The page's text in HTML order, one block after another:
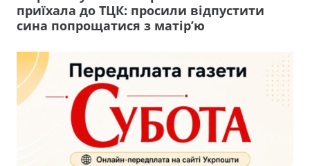
приїхала до ТЦК: просили відпустити
сина попрощатися з матір’ю